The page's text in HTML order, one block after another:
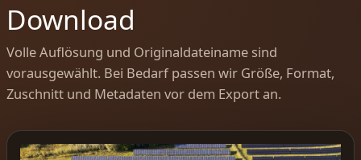
Download
Volle Auflösung und Originaldateiname sind
vorausgewählt. Bei Bedarf passen wir Größe, Format,
Zuschnitt und Metadaten vor dem Export an.